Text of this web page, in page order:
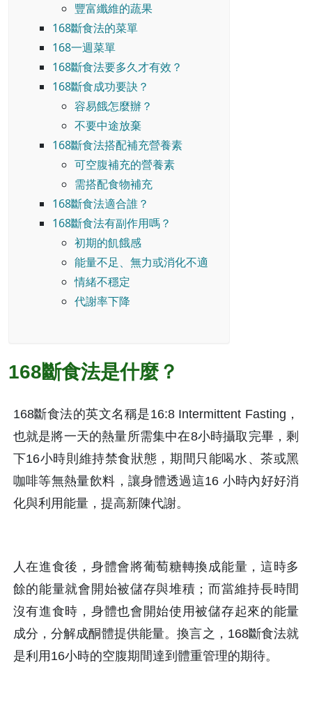
豐富纖維的蔬果
168斷食法的菜單
168一週菜單
168斷食法要多久才有效？
168斷食成功要訣？
容易餓怎麼辦？
不要中途放棄
168斷食法搭配補充營養素
可空腹補充的營養素
需搭配食物補充
168斷食法適合誰？
168斷食法有副作用嗎？
初期的飢餓感
能量不足、無力或消化不適
情緒不穩定
代謝率下降
168斷食法是什麼？
168斷食法的英文名稱是16:8 Intermittent Fasting，
也就是將一天的熱量所需集中在8小時攝取完畢，剩
下16小時則維持禁食狀態，期間只能喝水、茶或黑
咖啡等無熱量飲料，讓身體透過這16 小時內好好消
化與利用能量，提高新陳代謝。
人在進食後，身體會將葡萄糖轉換成能量，這時多
餘的能量就會開始被儲存與堆積；而當維持長時間
沒有進食時，身體也會開始使用被儲存起來的能量
成分，分解成酮體提供能量。換言之，168斷食法就
是利用16小時的空腹期間達到體重管理的期待。